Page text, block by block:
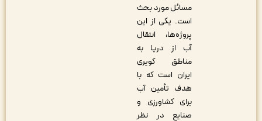
مسائل مورد بحث
است. یکی از این
پروژه‌ها، انتقال
آب از دریا به
مناطق کویری
ایران است که با
هدف تأمین آب
برای کشاورزی و
صنایع در نظر